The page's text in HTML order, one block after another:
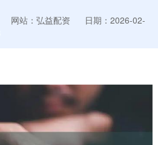
网站：弘益配资
日期：2026-02-